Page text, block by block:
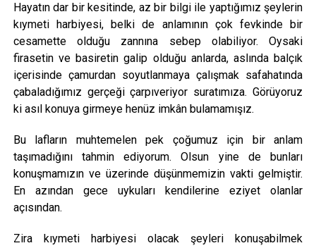
Hayatın dar bir kesitinde, az bir bilgi ile yaptığımız şeylerin
kıymeti harbiyesi, belki de anlamının çok fevkinde bir
cesamette olduğu zannına sebep olabiliyor. Oysaki
firasetin ve basiretin galip olduğu anlarda, aslında balçık
içerisinde çamurdan soyutlanmaya çalışmak safahatında
çabaladığımız gerçeği çarpıveriyor suratımıza. Görüyoruz
ki asıl konuya girmeye henüz imkân bulamamışız.
Bu lafların muhtemelen pek çoğumuz için bir anlam
taşımadığını tahmin ediyorum. Olsun yine de bunları
konuşmamızın ve üzerinde düşünmemizin vakti gelmiştir.
En azından gece uykuları kendilerine eziyet olanlar
açısından.
Zira kıymeti harbiyesi olacak şeyleri konuşabilmek